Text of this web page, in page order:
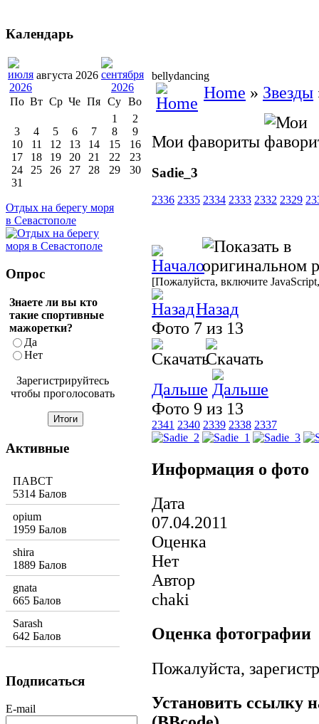
bellydancing
Home » Звезды
Мои фавориты
Sadie_3
2336 2335 2334 2333 2332 2329
[Пожалуйста, включите
Назад
Фото 7 из 13
Дальше
Фото 9 из 13
2341 2340 2339 2338 2337
Информация о фото
Дата
07.04.2011
Оценка
Нет
Автор
chaki
Оценка фотографии
Пожалуйста,
Установить ссылку
Календарь
августа 2026
По Вт Ср Че Пя Су Во
1
2
3
4 5 6 7 8
9
10
11 12 13 14 15
16
17
18 19 20 21 22
23
24
25 26 27 28 29
30
31
Отдых на берегу моря
в Севастополе
Опрос
Знаете ли вы кто
такие спортивные
мажоретки?
Да
Нет
Зарегистрируйтесь
чтобы проголосовать
Активные
ПАВСТ
5314 Балов
opium
1959 Балов
shira
1889 Балов
gnata
665 Балов
Sarash
642 Балов
Подписаться
E-mail